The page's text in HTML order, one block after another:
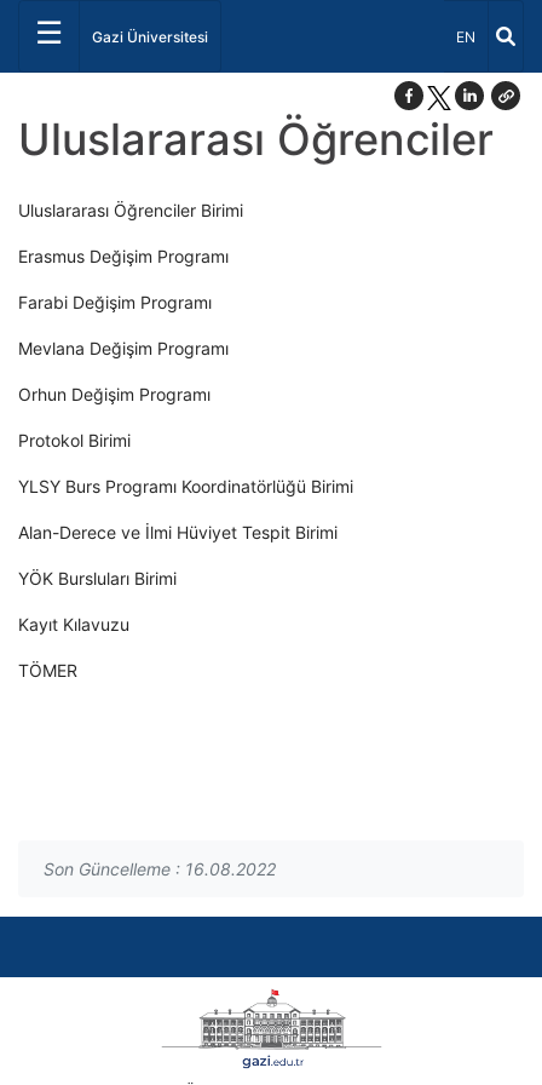
☰ Gazi Üniversitesi Dil Seçiniz
EN
Uluslararası Öğrenciler
Uluslararası Öğrenciler Birimi
Erasmus Değişim Programı
Farabi Değişim Programı
Mevlana Değişim Programı
Orhun Değişim Programı
Protokol Birimi
YLSY Burs Programı Koordinatörlüğü Birimi
Alan-Derece ve İlmi Hüviyet Tespit Birimi
YÖK Bursluları Birimi
Kayıt Kılavuzu
TÖMER
Son Güncelleme : 16.08.2022